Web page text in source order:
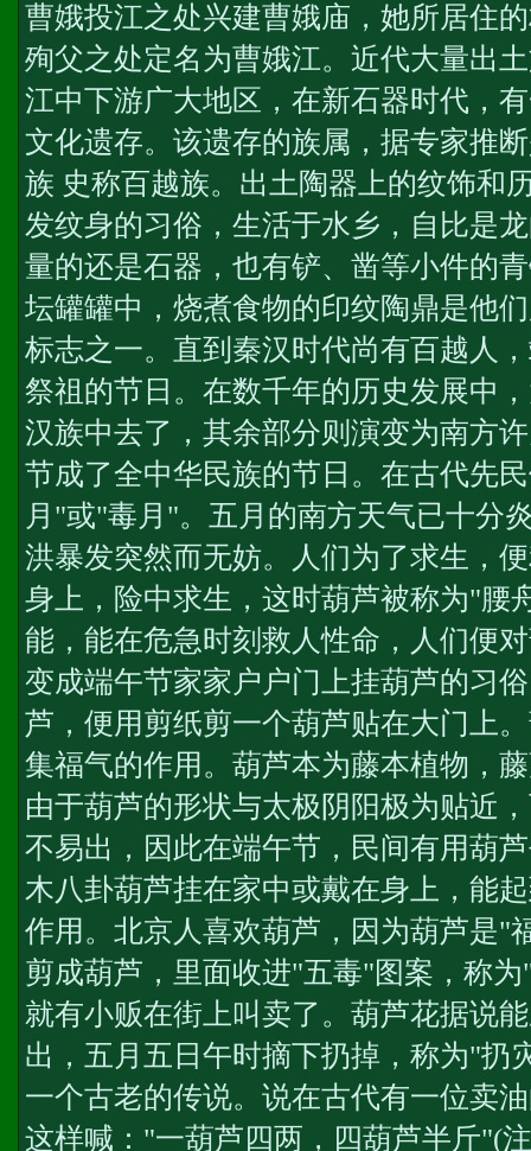
曹娥投江之处兴建曹娥庙，她所居住
殉父之处定名为曹娥江。近代大量出
江中下游广大地区，在新石器时代，
文化遗存。该遗存的族属，据专家推
族 史称百越族。出土陶器上的纹饰和
发纹身的习俗，生活于水乡，自比是
量的还是石器，也有铲、凿等小件的
坛罐罐中，烧煮食物的印纹陶鼎是他
标志之一。直到秦汉时代尚有百越人
祭祖的节日。在数千年的历史发展中
汉族中去了，其余部分则演变为南方
节成了全中华民族的节日。在古代先
月"或"毒月"。五月的南方天气已十分
洪暴发突然而无妨。人们为了求生，
身上，险中求生，这时葫芦被称为"腰
能，能在危急时刻救人性命，人们便
变成端午节家家户户门上挂葫芦的习
芦，便用剪纸剪一个葫芦贴在大门上
集福气的作用。葫芦本为藤本植物，
由于葫芦的形状与太极阴阳极为贴近
不易出，因此在端午节，民间有用葫
木八卦葫芦挂在家中或戴在身上，能
作用。北京人喜欢葫芦，因为葫芦是"
剪成葫芦，里面收进"五毒"图案，称
就有小贩在街上叫卖了。葫芦花据说
出，五月五日午时摘下扔掉，称为"扔
一个古老的传说。说在古代有一位卖
这样喊："一葫芦四两，四葫芦半斤"(